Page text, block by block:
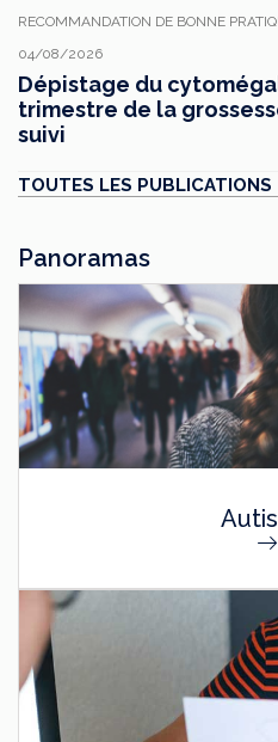
RECOMMANDATION DE BONNE
04/08/2026
Dépistage du
trimestre de la
suivi
TOUTES LES PUBLICATIONS
Panoramas